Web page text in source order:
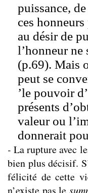
puissance,
ces
au désir de
l’honneur ne
(p.69). Mais
peut se
’le pouvoir
présents
valeur ou
donnerait
- La rupture avec
bien plus décisif.
félicité de cette